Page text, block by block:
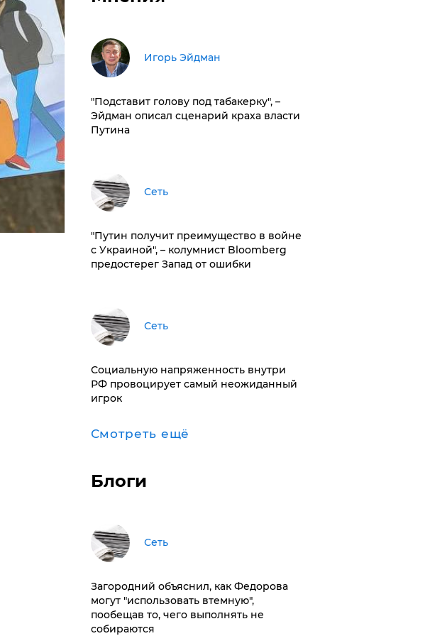
Игорь Эйдман
​"Подставит голову под табакерку", –
Эйдман описал сценарий краха власти
Путина
Сеть
"Путин получит преимущество в войне
с Украиной", – колумнист Bloomberg
предостерег Запад от ошибки
Сеть
Социальную напряженность внутри
РФ провоцирует самый неожиданный
игрок
Смотреть ещё
Блоги
Сеть
Загородний объяснил, как Федорова
могут "использовать втемную",
пообещав то, чего выполнять не
собираются